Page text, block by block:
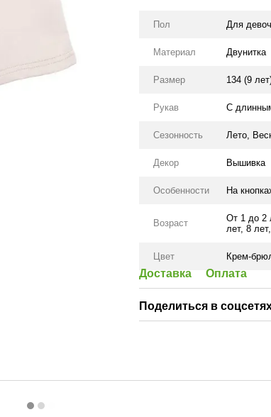
Пол Для
Материал Двунитка
Размер 134 (9
Рукав С
Сезонность Лето,
Декор Вышивка
Особенности На
Возраст От 1 до 2
лет,8 лет
Цвет Крем-
Доставка Оплата
Поделиться в